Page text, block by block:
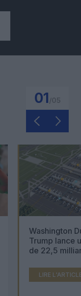
01
Washington
Trump lance
de 22,5
LIRE